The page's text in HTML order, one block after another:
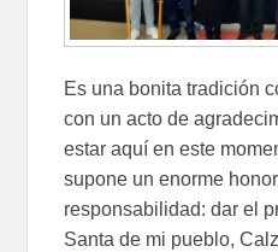
Es una bonita tradición
con un acto de
estar aquí en este
supone un enorme
responsabilidad: dar el
Santa de mi pueblo,